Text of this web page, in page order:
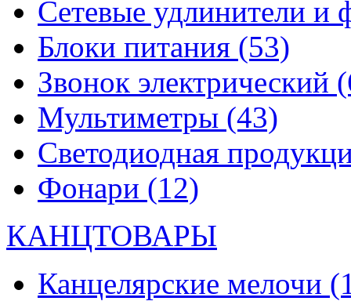
Сетевые удлинители и
Блоки питания (53)
Звонок электрический
Мультиметры (43)
Светодиодная
Фонари (12)
КАНЦТОВАРЫ
Канцелярские мелочи